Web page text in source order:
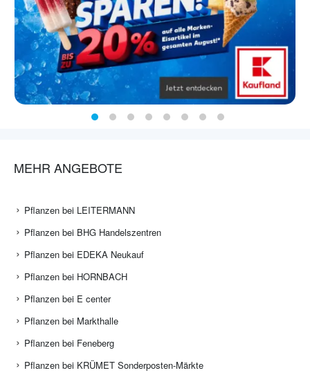
MEHR ANGEBOTE
Pflanzen bei LEITERMANN
Pflanzen bei BHG Handelszentren
Pflanzen bei EDEKA Neukauf
Pflanzen bei HORNBACH
Pflanzen bei E center
Pflanzen bei Markthalle
Pflanzen bei Feneberg
Pflanzen bei KRÜMET Sonderposten-Märkte